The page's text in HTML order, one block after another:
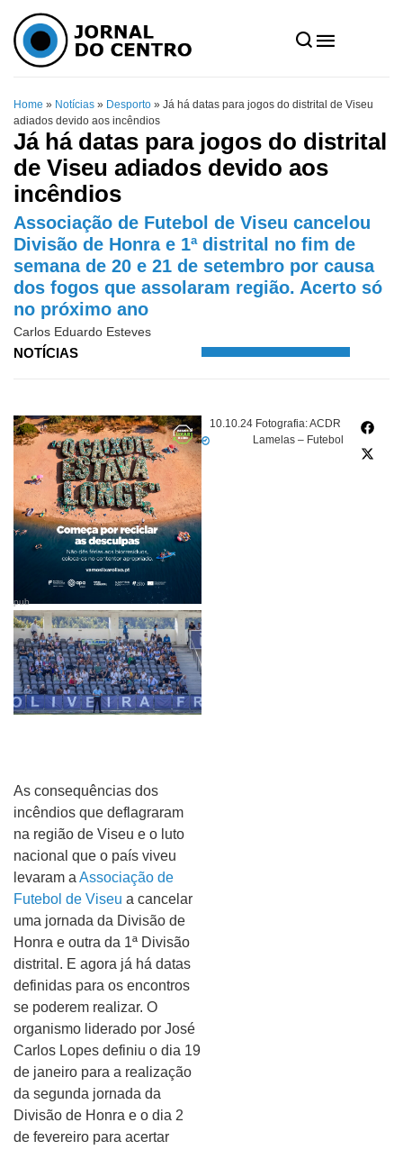
Home » Notícias » Desporto » Já há datas para jogos do distrital de Viseu
adiados devido aos incêndios
Já há datas para jogos do distrital
de Viseu adiados devido aos
incêndios
Associação de Futebol de Viseu cancelou
Divisão de Honra e 1ª distrital no fim de
semana de 20 e 21 de setembro por causa
dos fogos que assolaram região. Acerto só
no próximo ano
Carlos Eduardo Esteves
NOTÍCIAS
10.10.24 Fotografia: ACDR
Lamelas – Futebol
pub
As consequências dos
incêndios que deflagraram
na região de Viseu e o luto
nacional que o país viveu
levaram a Associação de
Futebol de Viseu a cancelar
uma jornada da Divisão de
Honra e outra da 1ª Divisão
distrital. E agora já há datas
definidas para os encontros
se poderem realizar. O
organismo liderado por José
Carlos Lopes definiu o dia 19
de janeiro para a realização
da segunda jornada da
Divisão de Honra e o dia 2
de fevereiro para acertar